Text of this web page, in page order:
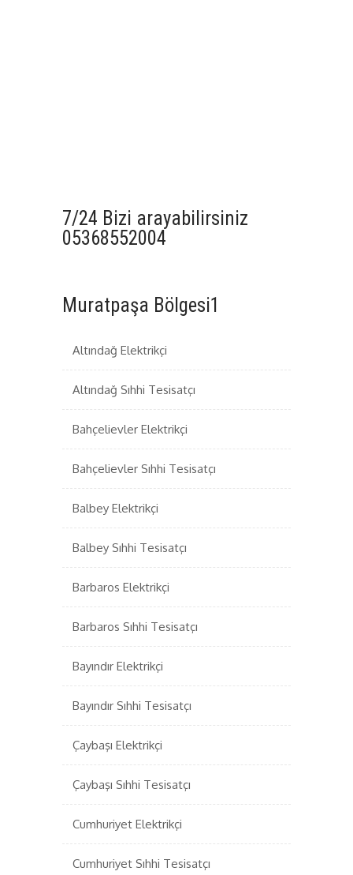
7/24 Bizi arayabilirsiniz
05368552004
Muratpaşa Bölgesi1
Altındağ Elektrikçi
Altındağ Sıhhi Tesisatçı
Bahçelievler Elektrikçi
Bahçelievler Sıhhi Tesisatçı
Balbey Elektrikçi
Balbey Sıhhi Tesisatçı
Barbaros Elektrikçi
Barbaros Sıhhi Tesisatçı
Bayındır Elektrikçi
Bayındır Sıhhi Tesisatçı
Çaybaşı Elektrikçi
Çaybaşı Sıhhi Tesisatçı
Cumhuriyet Elektrikçi
Cumhuriyet Sıhhi Tesisatçı